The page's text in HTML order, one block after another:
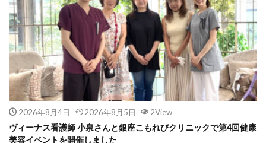
2026年8月4日 2026年8月5日 2View
ヴィーナス看護師 小泉さんと銀座こもれびクリニックで第4回健康
美容イベントを開催しました